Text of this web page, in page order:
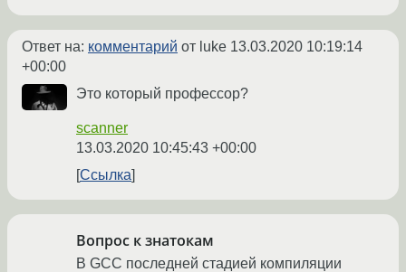
Ответ на: комментарий от luke 13.03.2020 10:19:14
+00:00
Это который профессор?
scanner
13.03.2020 10:45:43 +00:00
Ссылка
Вопрос к знатокам
В GCC последней стадией компиляции